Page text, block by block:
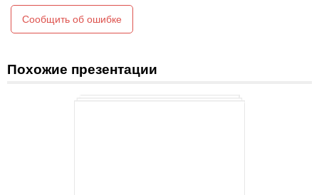
Сообщить об ошибке
Похожие презентации